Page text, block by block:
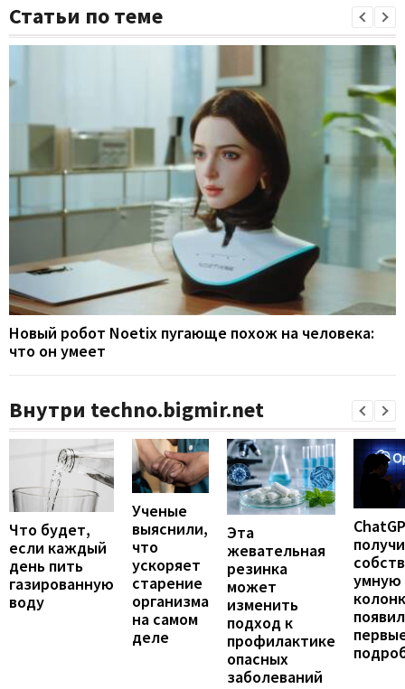
Статьи по теме
Новый робот Noetix пугающе похож на человека:
что он умеет
Внутри techno.bigmir.net
Что будет,
если каждый
день пить
газированную
воду
Ученые
выяснили,
что
ускоряет
старение
организма
на самом
деле
Эта
жевательная
резинка
может
изменить
подход к
профилактике
опасных
заболеваний
умную